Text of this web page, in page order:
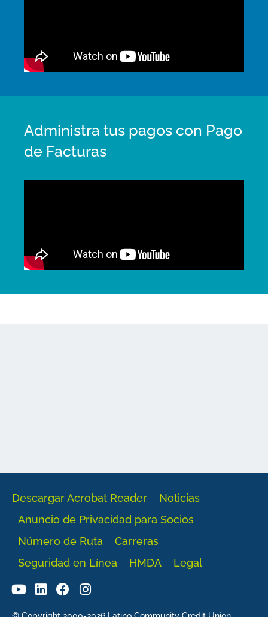
Administra tus pagos con Pago
de Facturas
Descargar Acrobat Reader
Noticias
Anuncio de Privacidad para Socios
Número de Ruta
Carreras
Seguridad en Línea
HMDA Legal